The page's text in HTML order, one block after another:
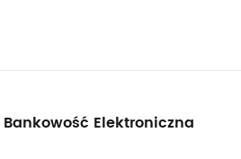
Bankowość Elektroniczna